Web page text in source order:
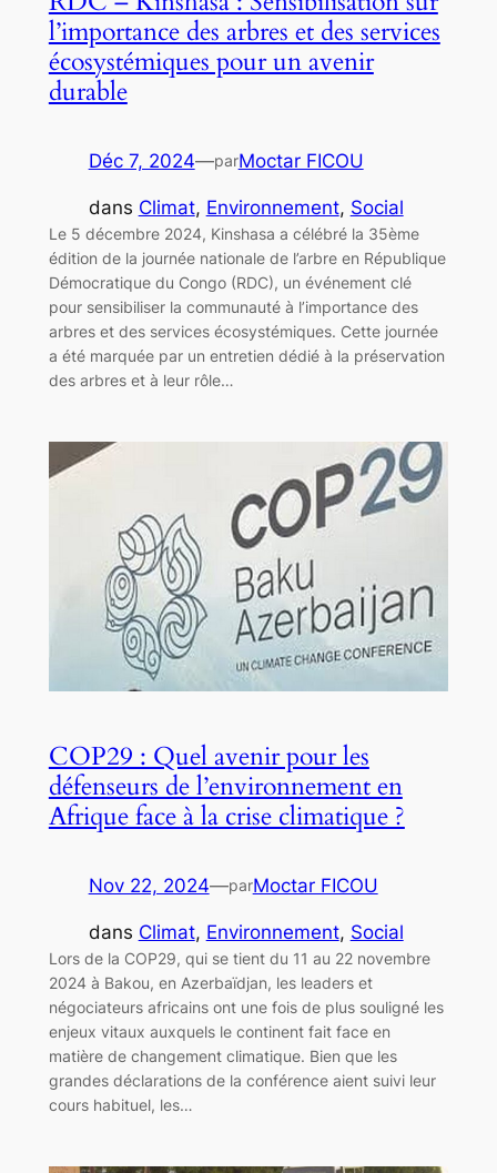
l’importance des arbres et des services
écosystémiques pour un avenir
durable
Déc 7, 2024—parMoctar FICOU
dans Climat, Environnement, Social
Le 5 décembre 2024, Kinshasa a célébré la 35ème
édition de la journée nationale de l’arbre en République
Démocratique du Congo (RDC), un événement clé
pour sensibiliser la communauté à l’importance des
arbres et des services écosystémiques. Cette journée
a été marquée par un entretien dédié à la préservation
des arbres et à leur rôle…
COP29 : Quel avenir pour les
défenseurs de l’environnement en
Afrique face à la crise climatique ?
Nov 22, 2024—parMoctar FICOU
dans Climat, Environnement, Social
Lors de la COP29, qui se tient du 11 au 22 novembre
2024 à Bakou, en Azerbaïdjan, les leaders et
négociateurs africains ont une fois de plus souligné les
enjeux vitaux auxquels le continent fait face en
matière de changement climatique. Bien que les
grandes déclarations de la conférence aient suivi leur
cours habituel, les…